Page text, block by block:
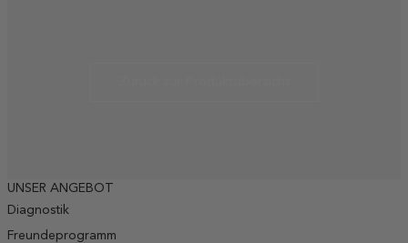
UNSER ANGEBOT
Diagnostik
Freundeprogramm